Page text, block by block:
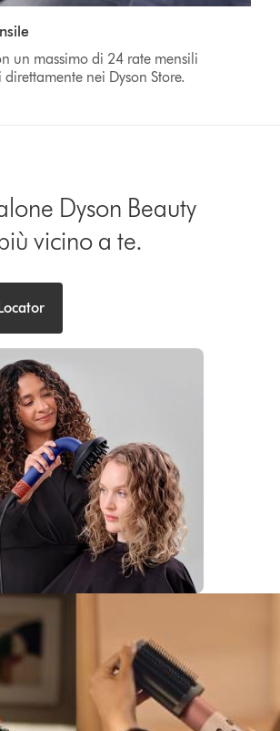
un massimo di 24 rate mensili
nei Dyson Store.
Dyson Beauty
vicino a te.